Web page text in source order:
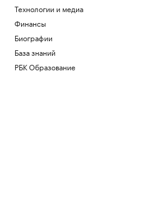
Технологии и медиа
Финансы
Биографии
База знаний
РБК Образование